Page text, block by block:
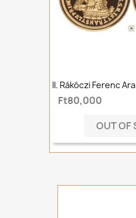
II. Rákóczi Ferenc
Ft80,000
OUT OF